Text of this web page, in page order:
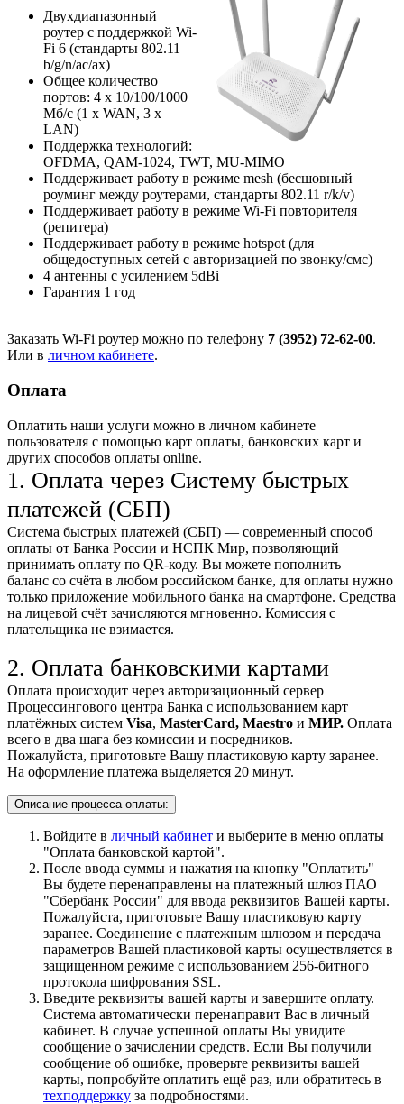
Двухдиапазонный
роутер с поддержкой Wi-
Fi 6 (стандарты 802.11
b/g/n/ac/ax)
Общее количество
портов: 4 х 10/100/1000
Мб/с (1 x WAN, 3 x
LAN)
Поддержка технологий:
OFDMA, QAM-1024, TWT, MU-MIMO
Поддерживает работу в режиме mesh (бесшовный
роуминг между роутерами, стандарты 802.11 r/k/v)
Поддерживает работу в режиме Wi-Fi повторителя
(репитера)
Поддерживает работу в режиме hotspot (для
общедоступных сетей с авторизацией по звонку/смс)
4 антенны с усилением 5dBi
Гарантия 1 год
Заказать Wi-Fi роутер можно по телефону 7 (3952) 72-62-00.
Или в личном кабинете.
Оплата
Оплатить наши услуги можно в личном кабинете
пользователя с помощью карт оплаты, банковских карт и
других способов оплаты online.
1. Оплата через Систему быстрых
платежей (СБП)
Система быстрых платежей (СБП) — современный способ
оплаты от Банка России и НСПК Мир, позволяющий
принимать оплату по QR-коду. Вы можете пополнить
баланс со счёта в любом российском банке, для оплаты нужно
только приложение мобильного банка на смартфоне. Средства
на лицевой счёт зачисляются мгновенно. Комиссия с
плательщика не взимается.
2. Оплата банковскими картами
Оплата происходит через авторизационный сервер
Процессингового центра Банка с использованием карт
платёжных систем Visa, MasterCard, Maestro и МИР. Оплата
всего в два шага без комиссии и посредников.
Пожалуйста, приготовьте Вашу пластиковую карту заранее.
На оформление платежа выделяется 20 минут.
Описание процесса оплаты:
Войдите в личный кабинет и выберите в меню оплаты
"Оплата банковской картой".
После ввода суммы и нажатия на кнопку "Оплатить"
Вы будете перенаправлены на платежный шлюз ПАО
"Сбербанк России" для ввода реквизитов Вашей карты.
Пожалуйста, приготовьте Вашу пластиковую карту
заранее. Соединение с платежным шлюзом и передача
параметров Вашей пластиковой карты осуществляется в
защищенном режиме с использованием 256-битного
протокола шифрования SSL.
Введите реквизиты вашей карты и завершите оплату.
Система автоматически перенаправит Вас в личный
кабинет. В случае успешной оплаты Вы увидите
сообщение о зачислении средств. Если Вы получили
сообщение об ошибке, проверьте реквизиты вашей
карты, попробуйте оплатить ещё раз, или обратитесь в
техподдержку за подробностями.